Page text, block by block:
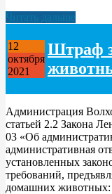
Читать дальше
12
октября
2021
Штраф
Администрация
статьей 2.2 Закона
03 «Об
административная
установленных
требований,
домашних животных: